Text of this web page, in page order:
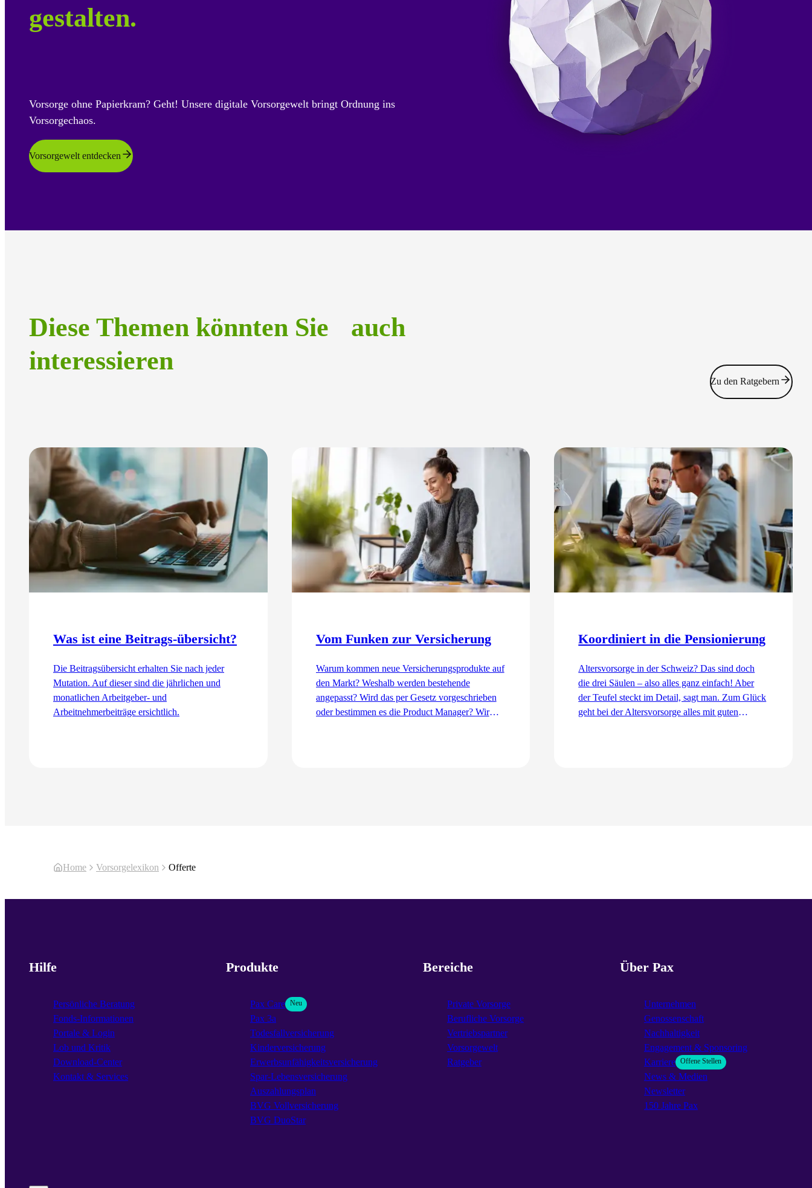
gestalten.
Vorsorge ohne Papierkram? Geht! Unsere digitale Vorsorgewelt bringt Ordnung ins
Vorsorgechaos.
Vorsorgewelt entdecken
Diese Themen könnten Sie auch
interessieren
Was ist eine Beitrags-übersicht?
Die Beitragsübersicht erhalten Sie nach jeder
Mutation. Auf dieser sind die jährlichen und
monatlichen Arbeitgeber- und
Arbeitnehmerbeiträge ersichtlich.
Vom Funken zur Versicherung
Warum kommen neue Versicherungsprodukte auf
den Markt? Weshalb werden bestehende
angepasst? Wird das per Gesetz vorgeschrieben
oder bestimmen es die Product Manager? Wir
Koordiniert in die Pensionierung
Altersvorsorge in der Schweiz? Das sind doch
die drei Säulen – also alles ganz einfach! Aber
der Teufel steckt im Detail, sagt man. Zum Glück
geht bei der Altersvorsorge alles mit guten
Zu den Ratgebern
Home Vorsorgelexikon Offerte
Hilfe
Persönliche Beratung
Fonds-Informationen
Portale & Login
Lob und Kritik
Download-Center
Kontakt & Services
Produkte
Pax Care Neu
Pax 3a
Todesfallversicherung
Kinderversicherung
Erwerbsunfähigkeitsversicherung
Spar-Lebensversicherung
Auszahlungsplan
BVG Vollversicherung
BVG DuoStar
Bereiche
Private Vorsorge
Berufliche Vorsorge
Vertriebspartner
Vorsorgewelt
Ratgeber
Über Pax
Unternehmen
Genossenschaft
Nachhaltigkeit
Engagement & Sponsoring
Karriere Offene Stellen
News & Medien
Newsletter
150 Jahre Pax